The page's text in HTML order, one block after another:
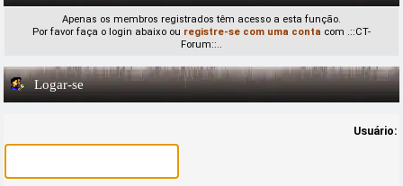
Apenas os membros registrados têm acesso a esta função.
Por favor faça o login abaixo ou registre-se com uma conta com .::CT-
Forum::..
Logar-se
Usuário: